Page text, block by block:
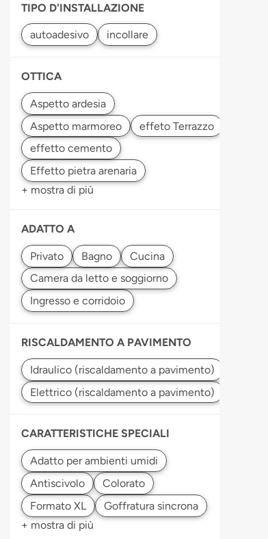
TIPO D'INSTALLAZIONE
OTTICA
+ mostra di più
ADATTO A
RISCALDAMENTO A PAVIMENTO
CARATTERISTICHE SPECIALI
+ mostra di più